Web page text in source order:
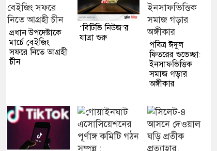
প্রধান উপদেষ্টাকে
মার্চে বেইজিং
সফরে নিতে আগ্রহী
চীন
‘বিটিভি নিউজ’র
যাত্রা শুরু
পবিত্র ঈদুল
ফিতরের শুভেচ্ছা:
ইনসাফভিত্তিক
সমাজ গড়ার
অঙ্গীকার